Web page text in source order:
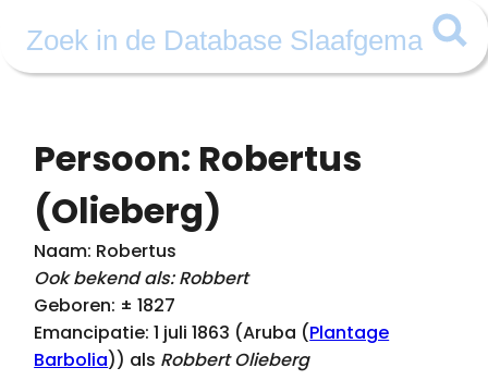
Persoon: Robertus
(Olieberg)
Naam: Robertus
Ook bekend als: Robbert
Geboren: ± 1827
Emancipatie: 1 juli 1863 (Aruba (Plantage
Barbolia)) als Robbert Olieberg